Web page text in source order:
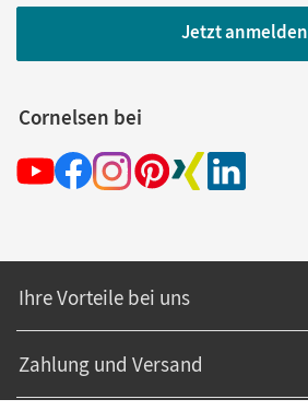
Jetzt anmelden
Cornelsen bei
Ihre Vorteile bei uns
Zahlung und Versand